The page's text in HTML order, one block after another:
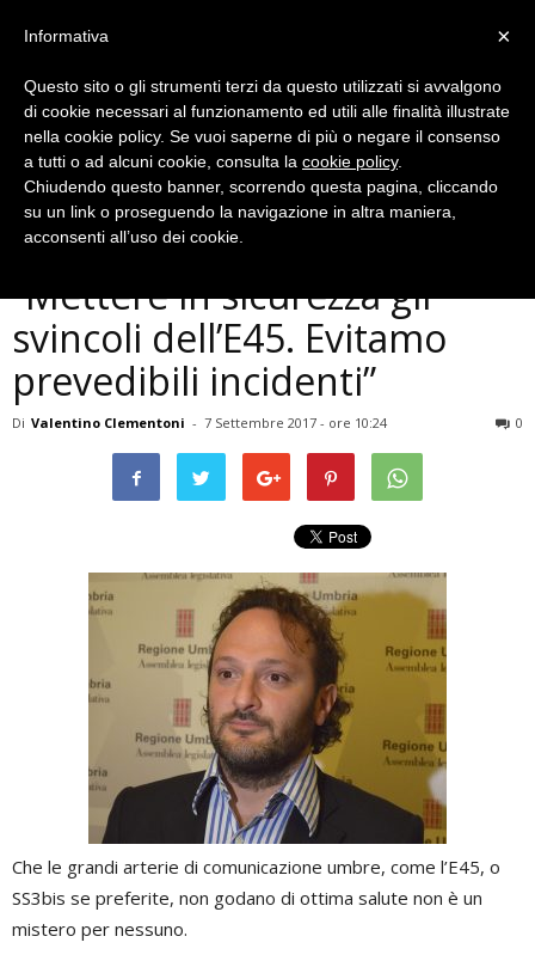
Politica
Terni, Liberati (M5S):
“Mettere in sicurezza gli
svincoli dell’E45. Evitamo
prevedibili incidenti”
Di Valentino Clementoni - 7 Settembre 2017 - ore 10:24 0
Che le grandi arterie di comunicazione umbre, come l’E45, o
SS3bis se preferite, non godano di ottima salute non è un
mistero per nessuno.
×
Informativa
Questo sito o gli strumenti terzi da questo utilizzati si avvalgono
di cookie necessari al funzionamento ed utili alle finalità illustrate
nella cookie policy. Se vuoi saperne di più o negare il consenso
a tutti o ad alcuni cookie, consulta la cookie policy.
Chiudendo questo banner, scorrendo questa pagina, cliccando
su un link o proseguendo la navigazione in altra maniera,
acconsenti all’uso dei cookie.